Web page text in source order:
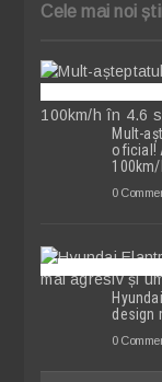
Cele mai noi
Mult-
oficial!
0
design
0